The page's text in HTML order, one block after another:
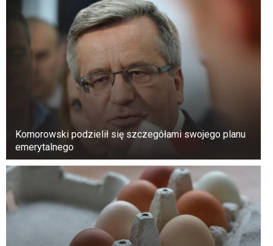
Komorowski podzielił się szczegółami swojego planu
emerytalnego